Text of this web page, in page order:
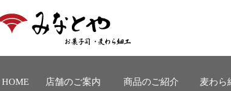
HOME 店舗のご案内 商品のご紹介 麦わら